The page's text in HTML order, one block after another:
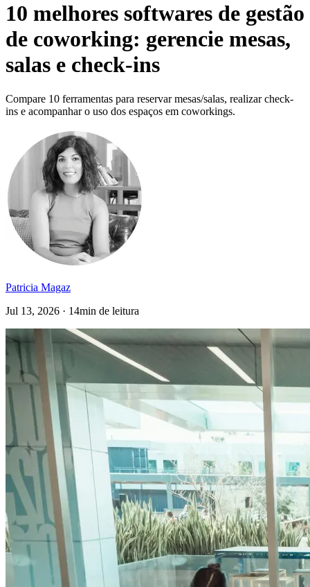
10 melhores softwares de gestão
de coworking: gerencie mesas,
salas e check-ins
Compare 10 ferramentas para reservar mesas/salas, realizar check-
ins e acompanhar o uso dos espaços em coworkings.
Patricia Magaz
Jul 13, 2026 · 14min de leitura